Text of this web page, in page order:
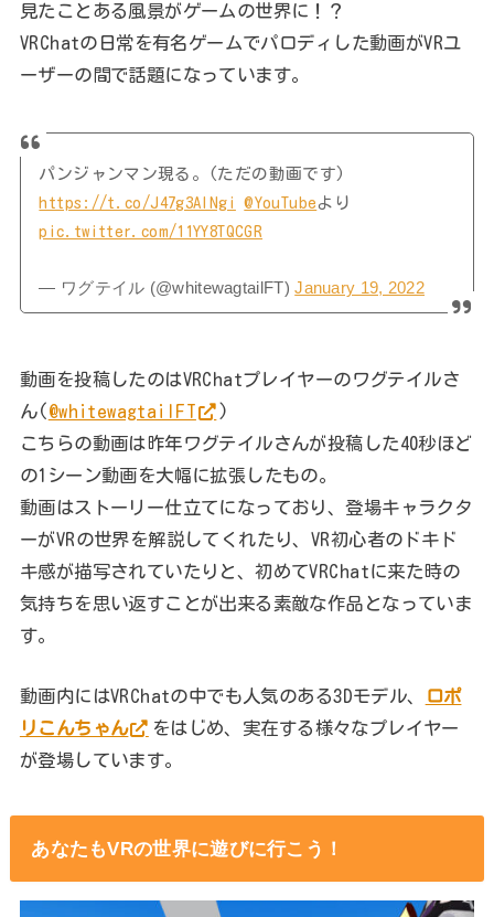
見たことある風景がゲームの世界に！？
VRChatの日常を有名ゲームでパロディした動画がVRユ
ーザーの間で話題になっています。
パンジャンマン現る。(ただの動画です)
https://t.co/J47g3AlNgi
@YouTube より
pic.twitter.com/11YY8TQCGR
— ワグテイル (@whitewagtailFT)January 19, 2022
動画を投稿したのはVRChatプレイヤーのワグテイルさ
ん( @whitewagtailFT
)
こちらの動画は昨年ワグテイルさんが投稿した40秒ほど
の1シーン動画を大幅に拡張したもの。
動画はストーリー仕立てになっており、登場キャラクタ
ーがVRの世界を解説してくれたり、VR初心者のドキド
キ感が描写されていたりと、初めてVRChatに来た時の
気持ちを思い返すことが出来る素敵な作品となっていま
す。
動画内にはVRChatの中でも人気のある3Dモデル、
ロポ
リこんちゃん
をはじめ、実在する様々なプレイヤー
が登場しています。
あなたもVRの世界に遊びに行こう！